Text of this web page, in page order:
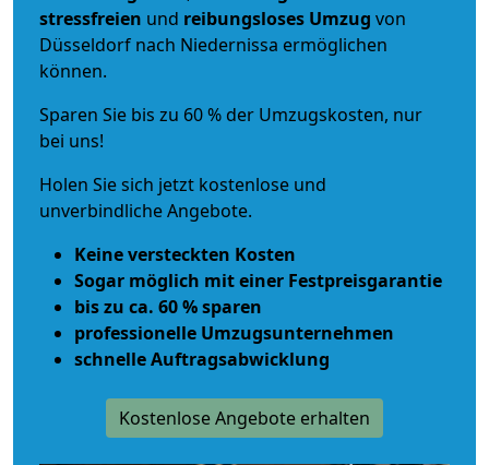
stressfreien und reibungsloses Umzug von
Düsseldorf nach Niedernissa ermöglichen
können.
Sparen Sie bis zu 60 % der Umzugskosten, nur
bei uns!
Holen Sie sich jetzt kostenlose und
unverbindliche Angebote.
Keine versteckten Kosten
Sogar möglich mit einer Festpreisgarantie
bis zu ca. 60 % sparen
professionelle Umzugsunternehmen
schnelle Auftragsabwicklung
Kostenlose Angebote erhalten